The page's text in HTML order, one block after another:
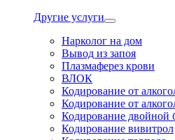
Другие услуги
Нарколог на дом
Вывод из запоя
Плазмаферез крови
ВЛОК
Кодирование от
Кодирование от
Кодирование двойной
Кодирование вивитрол